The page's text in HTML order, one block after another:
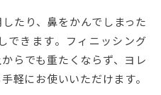
たり、鼻をかんでしまった
できます。フィニッシング
らでも重たくならず、ヨレ
軽にお使いいただけます。